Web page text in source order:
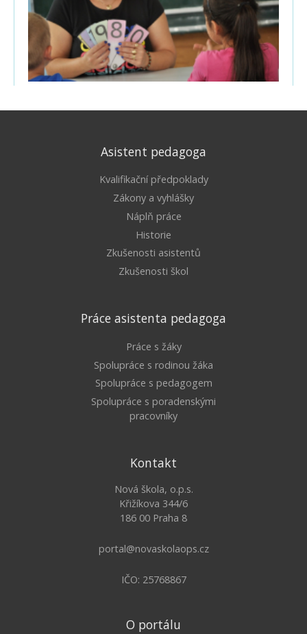
Asistent pedagoga
Kvalifikační předpoklady
Zákony a vyhlášky
Náplň práce
Historie
Zkušenosti asistentů
Zkušenosti škol
Práce asistenta pedagoga
Práce s žáky
Spolupráce s rodinou žáka
Spolupráce s pedagogem
Spolupráce s poradenskými
pracovníky
Kontakt
Nová škola, o.p.s.
Křižíkova 344/6
186 00 Praha 8
portal@novaskolaops.cz
IČO: 25768867
O portálu